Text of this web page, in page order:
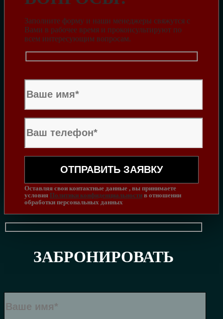
Заполните форму и наши менеджеры свяжутся с
Вами в рабочее время и проконсультируют по
всем интересующим вопросам.
Оставляя свои контактные данные , вы принимаете
условия Политики конфиденциальности в отношении
обработки персональных данных
ЗАБРОНИРОВАТЬ